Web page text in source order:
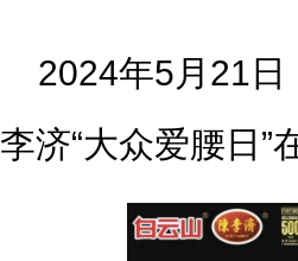
2024年5月21日
李济“大众爱腰日”